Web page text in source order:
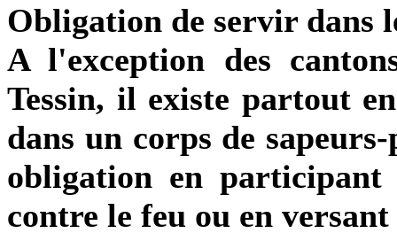
Obligation de servir dans
A l'exception des
Tessin, il existe partout
dans un corps de
obligation en
contre le feu ou en